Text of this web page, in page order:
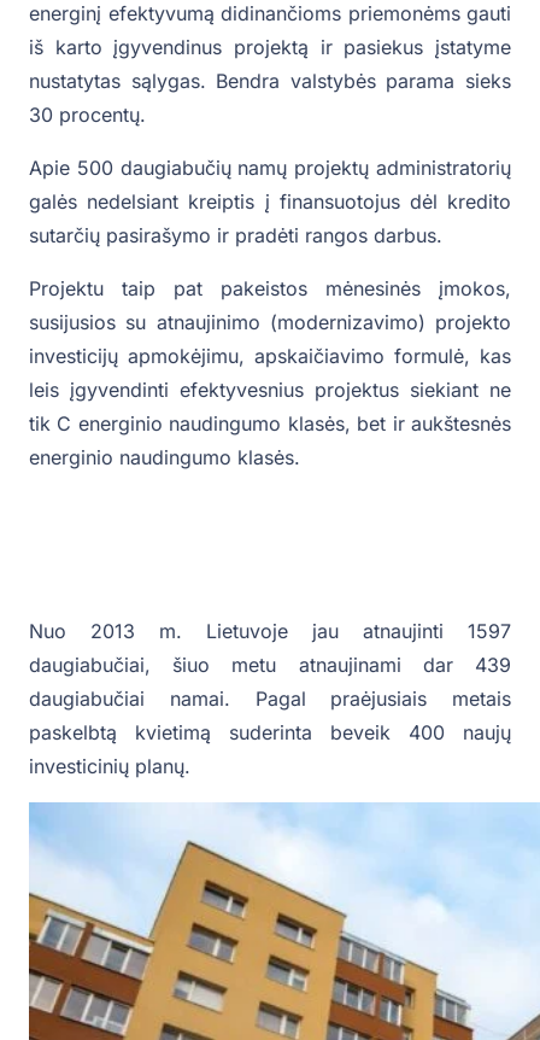
energinį efektyvumą didinančioms priemonėms gauti
iš karto įgyvendinus projektą ir pasiekus įstatyme
nustatytas sąlygas. Bendra valstybės parama sieks
30 procentų.
Apie 500 daugiabučių namų projektų administratorių
galės nedelsiant kreiptis į finansuotojus dėl kredito
sutarčių pasirašymo ir pradėti rangos darbus.
Projektu taip pat pakeistos mėnesinės įmokos,
susijusios su atnaujinimo (modernizavimo) projekto
investicijų apmokėjimu, apskaičiavimo formulė, kas
leis įgyvendinti efektyvesnius projektus siekiant ne
tik C energinio naudingumo klasės, bet ir aukštesnės
energinio naudingumo klasės.
Nuo 2013 m. Lietuvoje jau atnaujinti 1597
daugiabučiai, šiuo metu atnaujinami dar 439
daugiabučiai namai. Pagal praėjusiais metais
paskelbtą kvietimą suderinta beveik 400 naujų
investicinių planų.